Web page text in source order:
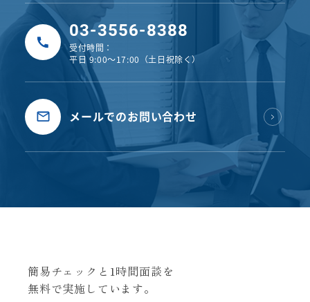
03-3556-8388
受付時間：
平日 9:00〜17:00（土日祝除く）
メールでのお問い合わせ
簡易チェックと1時間面談を
無料で実施しています。